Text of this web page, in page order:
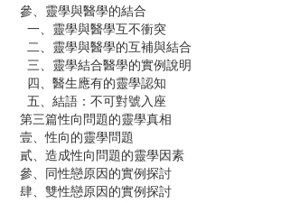
參、靈學與醫學的結合
一、靈學與醫學互不衝突
二、靈學與醫學的互補與結合
三、靈學結合醫學的實例說明
四、醫生應有的靈學認知
五、結語：不可對號入座
第三篇性向問題的靈學真相
壹、性向的靈學問題
貳、造成性向問題的靈學因素
參、同性戀原因的實例探討
肆、雙性戀原因的實例探討